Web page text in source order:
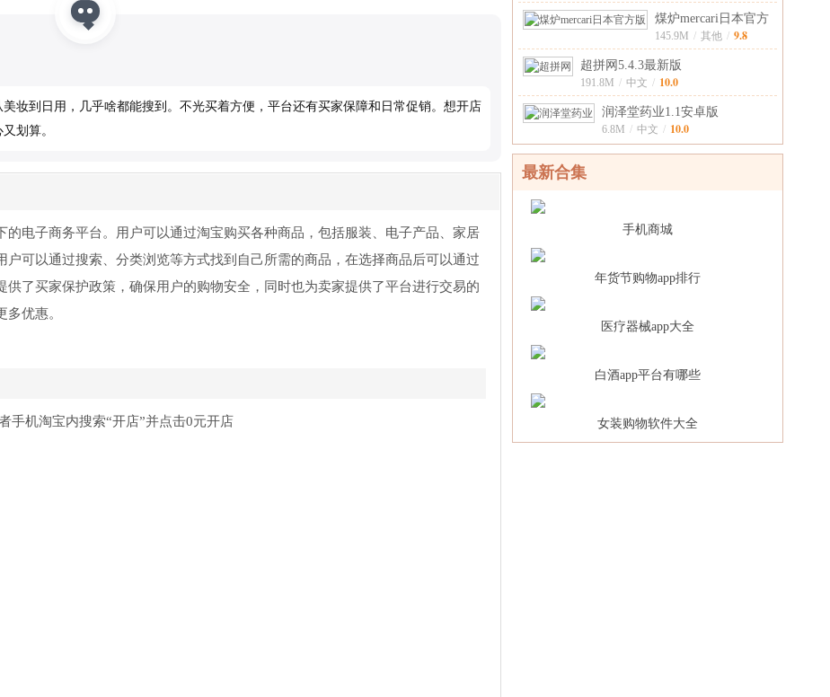
妆到日用，几乎啥都能搜到。不光买着方便，平台还有买家保障和日常促销。想开店
划算。
电子商务平台。用户可以通过淘宝购买各种商品，包括服装、电子产品、家居
可以通过搜索、分类浏览等方式找到自己所需的商品，在选择商品后可以通过
了买家保护政策，确保用户的购物安全，同时也为卖家提供了平台进行交易的
优惠。
手机淘宝内搜索“开店”并点击0元开店
煤炉mercari日本官方
版5.186.0
145.9M / 其他 / 9.8
超拼网5.4.3最新版
191.8M / 中文 / 10.0
润泽堂药业1.1安卓版
6.8M / 中文 / 10.0
最新合集
手机商城
年货节购物app排行
医疗器械app大全
白酒app平台有哪些
女装购物软件大全